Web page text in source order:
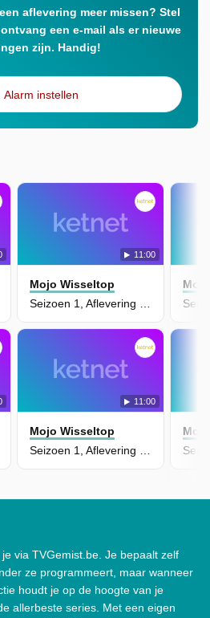
aflevering meer missen? Stel
een e-mail als er nieuwe
zijn. Handig!
Alarm instellen
11:00
Mojo Wisseltop
Seizoen 1, Aflevering 2 - Ijsjes Chaos
11:00
Mojo Wisseltop
via TVGemist.be. Je bepaalt zelf
ze programmeert, maar wanneer
houdt je op de hoogte van je
allerbeste series. Met een eigen